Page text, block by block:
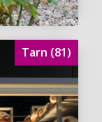
Tarn (81)